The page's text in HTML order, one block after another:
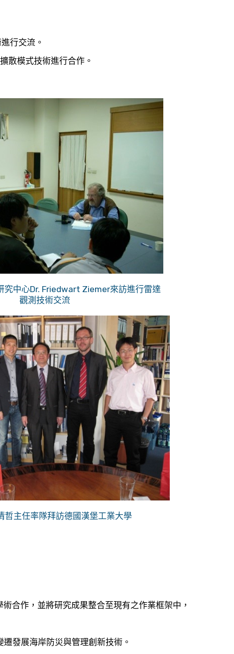
行交流。
散模式技術進行合作。
究中心Dr. Friedwart Ziemer來訪進行雷達
觀測技術交流
哲主任率隊拜訪德國漢堡工業大學
合作，並將研究成果整合至現有之作業框架中，
發展海岸防災與管理創新技術。